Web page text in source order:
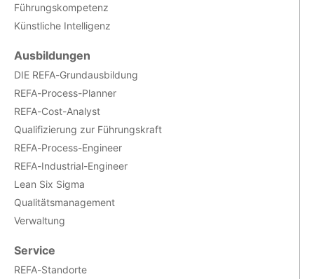
Führungskompetenz
Künstliche Intelligenz
Ausbildungen
DIE REFA-Grundausbildung
REFA-Process-Planner
REFA-Cost-Analyst
Qualifizierung zur Führungskraft
REFA-Process-Engineer
REFA-Industrial-Engineer
Lean Six Sigma
Qualitätsmanagement
Verwaltung
Service
REFA-Standorte